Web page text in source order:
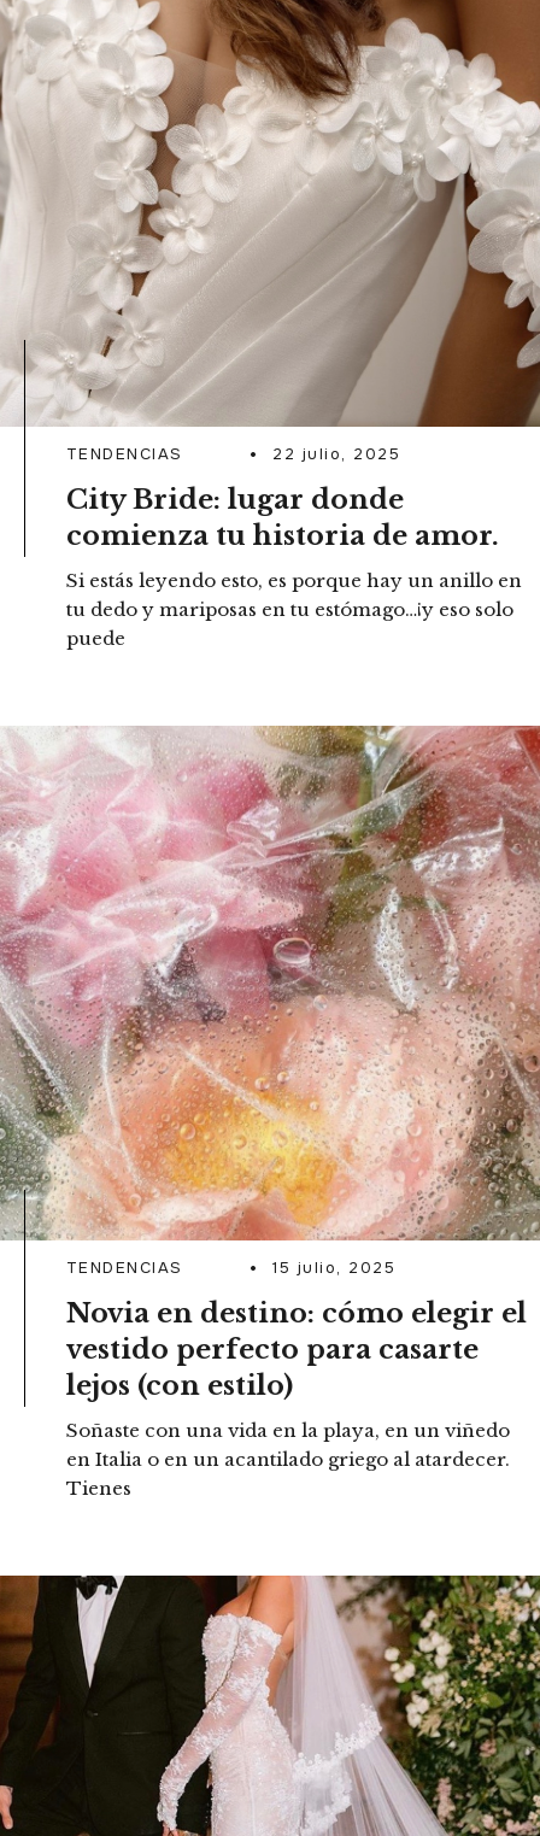
READ MORE
TENDENCIAS 22 julio, 2025
City Bride: lugar donde
comienza tu historia de amor.
Si estás leyendo esto, es porque hay un anillo en
tu dedo y mariposas en tu estómago…¡y eso solo
puede
READ MORE
TENDENCIAS 15 julio, 2025
Novia en destino: cómo elegir el
vestido perfecto para casarte
lejos (con estilo)
Soñaste con una vida en la playa, en un viñedo
en Italia o en un acantilado griego al atardecer.
Tienes
READ MORE